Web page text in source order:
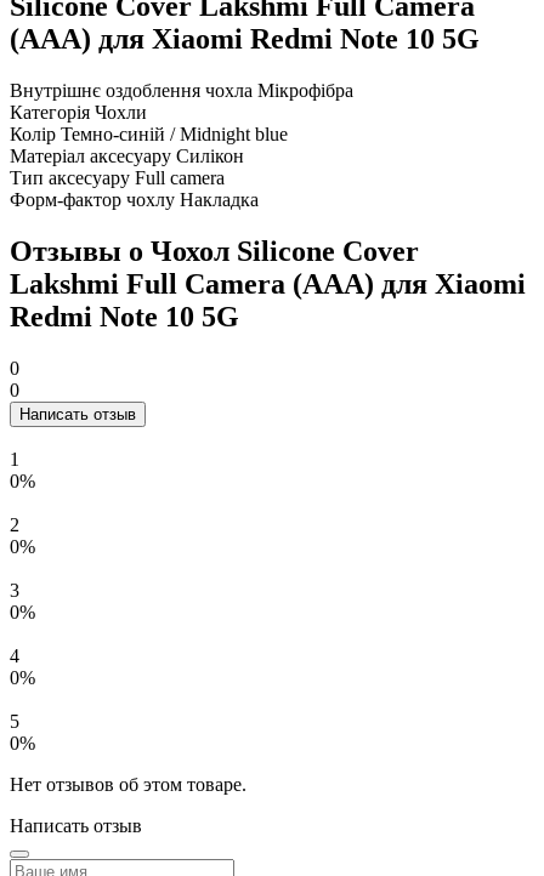
(AAA) для Xiaomi Redmi Note 10 5G
Внутрішнє оздоблення чохла Мікрофібра
Категорія Чохли
Колір Темно-синій / Midnight blue
Матеріал аксесуару Силікон
Тип аксесуару Full camera
Форм-фактор чохлу Накладка
Отзывы о Чохол Silicone Cover
Lakshmi Full Camera (AAA) для Xiaomi
Redmi Note 10 5G
0
0
Написать отзыв
1
0%
2
0%
3
0%
4
0%
5
0%
Нет отзывов об этом товаре.
Написать отзыв